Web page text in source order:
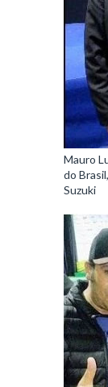
Mauro
do
Suzuki